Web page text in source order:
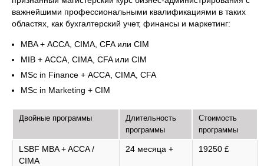
важнейшими профессиональными квалификациями в таких
областях, как бухгалтерский учет, финансы и маркетинг:
MBA + АССА, CIMA, CFA или CIM
MIB + АССА, CIMA, CFA или CIM
MSc in Finance + АССА, CIMA, CFA
MSc in Marketing + CIM
Двойные программы
Длительность
программы
Стоимость
программы
LSBF MBA + ACCA /
CIMA
24 месяца + 19250 £